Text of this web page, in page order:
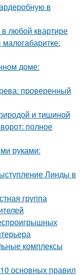
в
любой квартире
доме:
проверенный
и тишиной
полное
руками:
Линды в
группа
комплексы
основных правил